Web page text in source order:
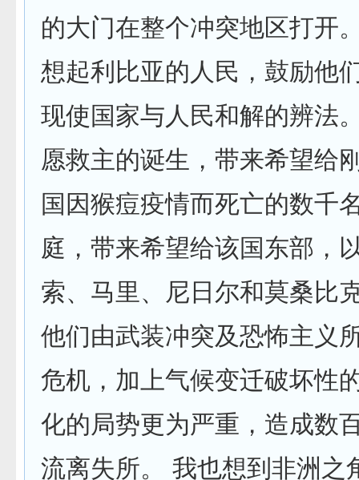
的大门在整个冲突地区打开
想起利比亚的人民，鼓励他
现使国家与人民和解的辨法
愿救主的诞生，带来希望给
国因猴痘疫情而死亡的数千
庭，带来希望给该国东部，
索、马里、尼日尔和莫桑比
他们由武装冲突及恐怖主义
危机，加上气候变迁破坏性
化的局势更为严重，造成数
流离失所。 我也想到非洲之